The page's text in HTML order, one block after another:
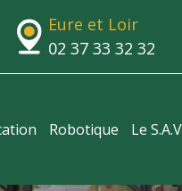
Eure et Loir
02 37 33 32 32
Robotique Le